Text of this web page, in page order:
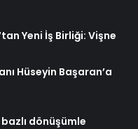
Yeni İş Birliği: Vişne
Hüseyin Başaran’a
dönüşümle